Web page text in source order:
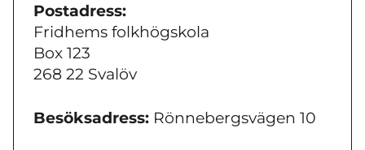
Postadress:
Fridhems folkhögskola
Box 123
268 22 Svalöv
Besöksadress: Rönnebergsvägen 10